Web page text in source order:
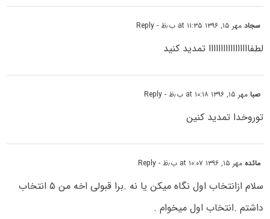
سجادمهر ۱۵, ۱۳۹۶ at ۱۱:۳۵ ب٫ظ - Reply
لطفااااااااااااااااا تمدید کنید
صبامهر ۱۵, ۱۳۹۶ at ۱۰:۱۸ ب٫ظ - Reply
توروخدا تمدید کنین
مائده مهر ۱۵, ۱۳۹۶ at ۱۰:۰۷ ب٫ظ - Reply
سلام ازانتخاب اول نگاه میکن یا نه .برا قبولی اخه من ۵ انتخاب
داشتم .انتخاب اول میخوام .